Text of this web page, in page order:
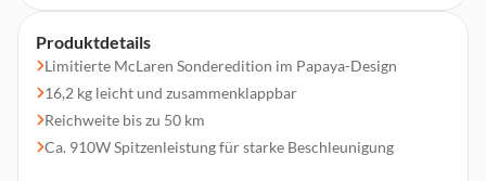
Produktdetails
Limitierte McLaren Sonderedition im Papaya-Design
16,2 kg leicht und zusammenklappbar
Reichweite bis zu 50 km
Ca. 910W Spitzenleistung für starke Beschleunigung